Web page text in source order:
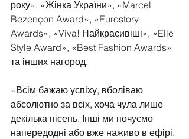
року», «Жінка України», «Marcel
Bezençon Award», «Eurostory
Awards», «Viva! Найкрасивіші», «Elle
Style Award», «Best Fashion Awards»
та інших нагород.
«Всім бажаю успіху, вболіваю
абсолютно за всіх, хоча чула лише
декілька пісень. Інші ми почуємо
напередодні або вже наживо в ефірі.